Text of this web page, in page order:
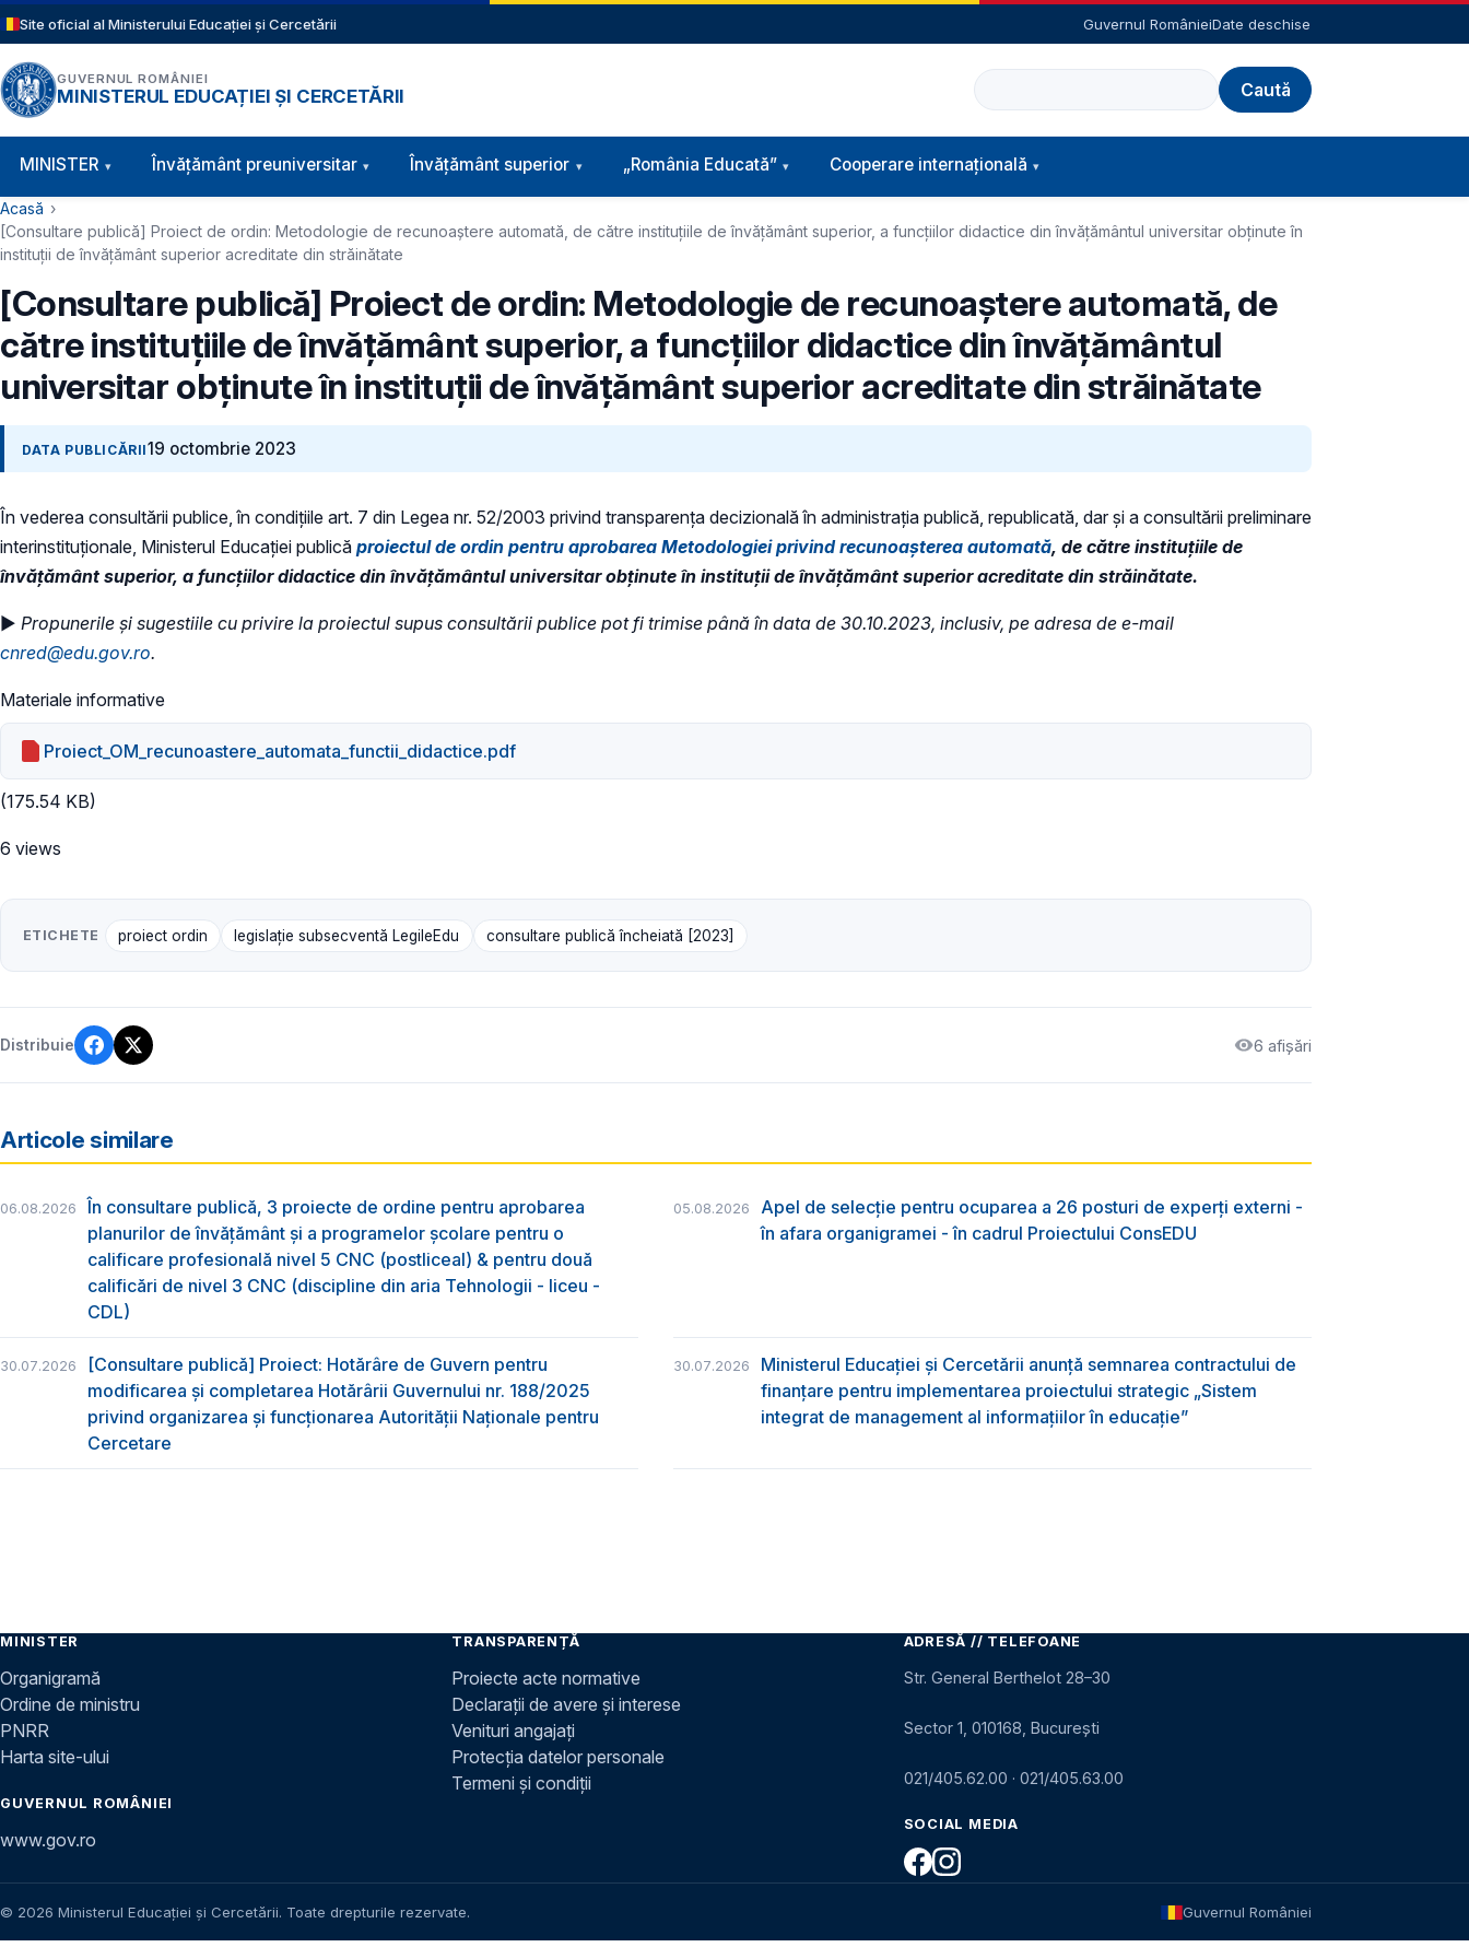
Sari la conținutul principal
Site oficial al Ministerului Educației și Cercetării Guvernul RomânieiDate deschise
GUVERNUL ROMÂNIEI
MINISTERUL EDUCAȚIEI ȘI CERCETĂRII
Caută
Navigație principală
MINISTER Învăţământ preuniversitar Învățământ superior „România Educată” Cooperare internațională
Cale de navigare
Acasă
[Consultare publică] Proiect de ordin: Metodologie de recunoaștere automată, de către instituțiile de învățământ superior, a funcțiilor didactice din învățământul universitar obținute în
instituții de învățământ superior acreditate din străinătate
[Consultare publică] Proiect de ordin: Metodologie de recunoaștere automată, de
către instituțiile de învățământ superior, a funcțiilor didactice din învățământul
universitar obținute în instituții de învățământ superior acreditate din străinătate
DATA PUBLICĂRII19 octombrie 2023
În vederea consultării publice, în condiţiile art. 7 din Legea nr. 52/2003 privind transparenţa decizională în administraţia publică, republicată, dar și a consultării preliminare
interinstituționale, Ministerul Educaţiei publică proiectul de ordin pentru aprobarea Metodologiei privind recunoașterea automată, de către instituțiile de
învățământ superior, a funcțiilor didactice din învățământul universitar obținute în instituții de învățământ superior acreditate din străinătate.
► Propunerile și sugestiile cu privire la proiectul supus consultării publice pot fi trimise până în data de 30.10.2023, inclusiv, pe adresa de e-mail
cnred@edu.gov.ro.
Materiale informative
Proiect_OM_recunoastere_automata_functii_didactice.pdf
(175.54 KB)
6 views
ETICHETE proiect ordin legislație subsecventă LegileEdu consultare publică încheiată [2023]
Distribuie 6 afișări
Articole similare
06.08.2026
În consultare publică, 3 proiecte de ordine pentru aprobarea
planurilor de învățământ și a programelor școlare pentru o
calificare profesională nivel 5 CNC (postliceal) & pentru două
calificări de nivel 3 CNC (discipline din aria Tehnologii - liceu -
CDL)
05.08.2026
Apel de selecție pentru ocuparea a 26 posturi de experți externi -
în afara organigramei - în cadrul Proiectului ConsEDU
30.07.2026
[Consultare publică] Proiect: Hotărâre de Guvern pentru
modificarea și completarea Hotărârii Guvernului nr. 188/2025
privind organizarea şi funcţionarea Autorităţii Naţionale pentru
Cercetare
30.07.2026
Ministerul Educației și Cercetării anunță semnarea contractului de
finanțare pentru implementarea proiectului strategic „Sistem
integrat de management al informațiilor în educație”
MINISTER
Organigramă
Ordine de ministru
PNRR
Harta site-ului
GUVERNUL ROMÂNIEI
www.gov.ro
TRANSPARENȚĂ
Proiecte acte normative
Declarații de avere și interese
Venituri angajați
Protecția datelor personale
Termeni și condiții
ADRESĂ // TELEFOANE
Str. General Berthelot 28–30
Sector 1, 010168, București
021/405.62.00 · 021/405.63.00
SOCIAL MEDIA
© 2026 Ministerul Educației și Cercetării. Toate drepturile rezervate. Guvernul României